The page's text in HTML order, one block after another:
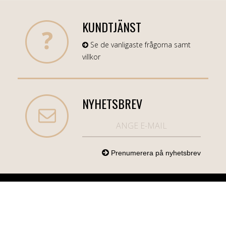
KUNDTJÄNST
Se de vanligaste frågorna samt
villkor
NYHETSBREV